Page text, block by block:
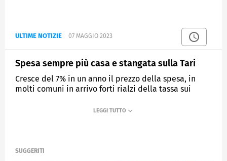
ULTIME NOTIZIE 07 MAGGIO 2023
Spesa sempre più casa e stangata sulla Tari
Cresce del 7% in un anno il prezzo della spesa, in
molti comuni in arrivo forti rialzi della tassa sui
SUGGERITI